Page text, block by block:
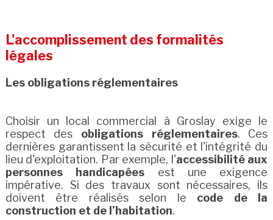
L'accomplissement des formalités
légales
Les obligations réglementaires
Choisir un local commercial à Groslay exige le
respect des obligations réglementaires. Ces
dernières garantissent la sécurité et l'intégrité du
lieu d'exploitation. Par exemple, l'accessibilité aux
personnes handicapées est une exigence
impérative. Si des travaux sont nécessaires, ils
doivent être réalisés selon le code de la
construction et de l’habitation.